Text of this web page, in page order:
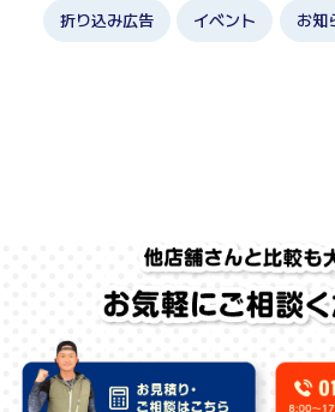
折り込み広告 イベント お知